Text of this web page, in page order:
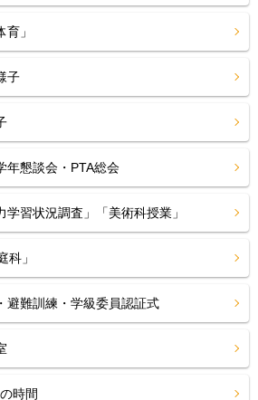
」
子
懇談会・PTA総会
習状況調査」「美術科授業」
」
難訓練・学級委員認証式
時間